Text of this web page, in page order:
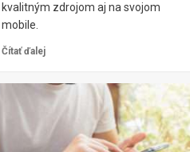
kvalitným zdrojom aj na svojom
mobile.
Čítať ďalej